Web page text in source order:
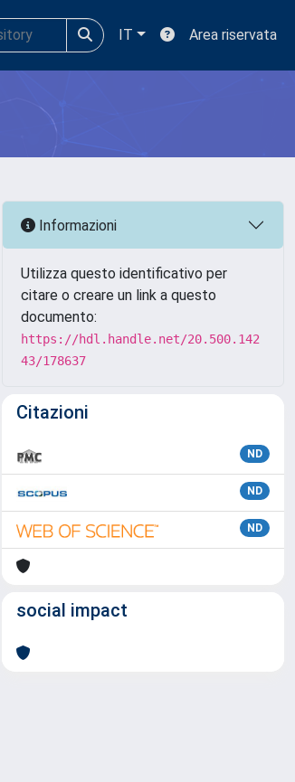
IT Area riservata
Informazioni
Utilizza questo identificativo per
citare o creare un link a questo
documento:
https://hdl.handle.net/20.500.142
43/178637
Citazioni
ND
ND
ND
social impact